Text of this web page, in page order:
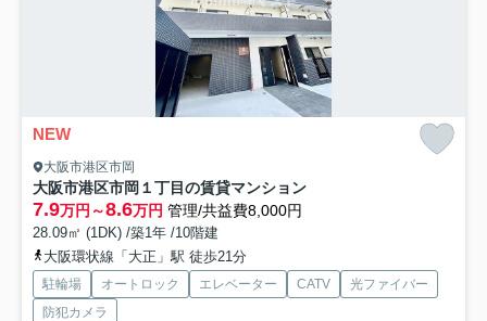
NEW
大阪市港区市岡
大阪市港区市岡１丁目の賃貸マンション
7.9万円～8.6万円 管理/共益費8,000円
28.09㎡ (1DK) /築1年 /10階建
大阪環状線「大正」駅 徒歩21分
駐輪場 オートロック エレベーター CATV
光ファイバー
防犯カメラ